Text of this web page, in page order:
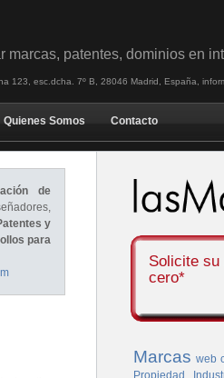
marcas, patentes, dominios en
123, esc.dcha. 7º B, 28046 Madrid, España,
Quienes Somos Contacto
de
y
para
Solicite
cero*
Marcas web